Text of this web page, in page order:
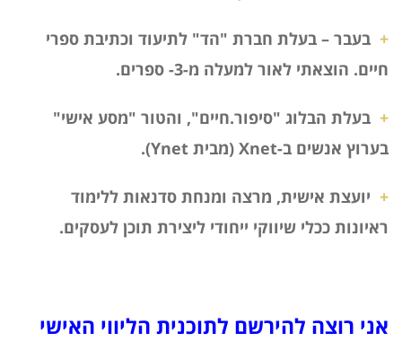
+ בעבר – בעלת חברת "הד" לתיעוד וכתיבת ספרי
חיים. הוצאתי לאור למעלה מ-3- ספרים.
+ בעלת הבלוג "סיפור.חיים", והטור "מסע אישי"
בערוץ אנשים ב-Xnet (מבית Ynet).
+ יועצת אישית, מרצה ומנחת סדנאות ללימוד
ראיונות ככלי שיווקי ייחודי ליצירת תוכן לעסקים.
אני רוצה להירשם לתוכנית הליווי האישי